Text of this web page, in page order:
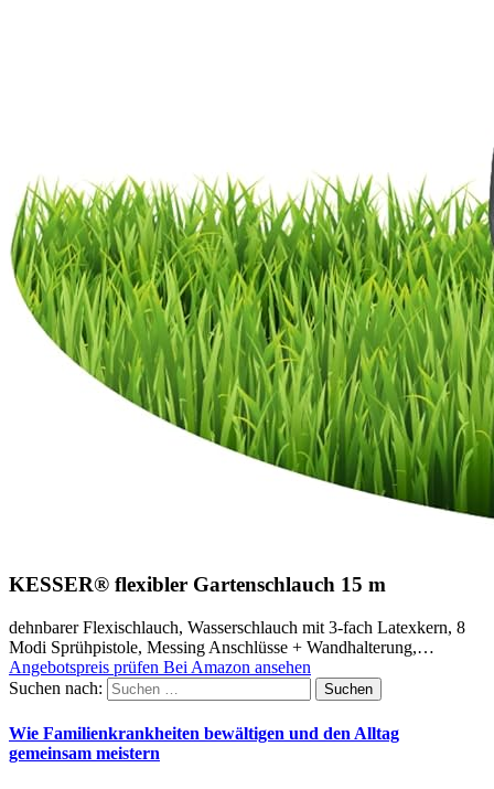
KESSER® flexibler Gartenschlauch 15 m
dehnbarer Flexischlauch, Wasserschlauch mit 3-fach Latexkern, 8
Modi Sprühpistole, Messing Anschlüsse + Wandhalterung,…
Angebotspreis prüfen Bei Amazon ansehen
Suchen nach:
Wie Familienkrankheiten bewältigen und den Alltag
gemeinsam meistern